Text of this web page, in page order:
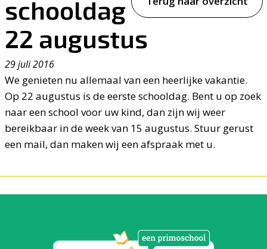
schooldag
22 augustus
29 juli 2016
We genieten nu allemaal van een heerlijke vakantie.
Op 22 augustus is de eerste schooldag. Bent u op zoek
naar een school voor uw kind, dan zijn wij weer
bereikbaar in de week van 15 augustus. Stuur gerust
een mail, dan maken wij een afspraak met u.